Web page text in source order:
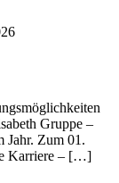
Gruppe –
Jahr. Zum 01.
Karriere – […]